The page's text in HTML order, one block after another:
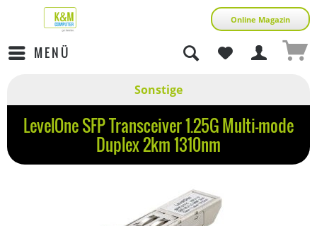
Online Magazin
MENÜ
Sonstige
LevelOne SFP Transceiver 1.25G Multi-mode
Duplex 2km 1310nm